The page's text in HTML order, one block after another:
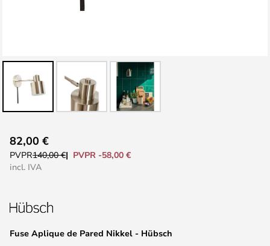
al
comienzo
galería
imágenes
Fuse Aplique de Pared Nikkel - Hübsch
82,00 €
PVPR140,00 €
PVPR -58,00 €
incl. IVA